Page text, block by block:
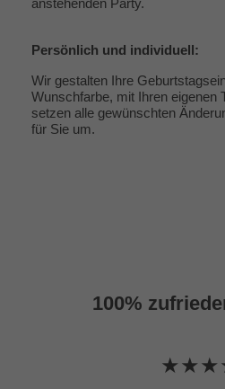
Persönlich und individuell:
Wir gestalten Ihre
Wunschfarbe, mit Ihren eigenen
setzen alle gewünschten
für Sie um.
100%